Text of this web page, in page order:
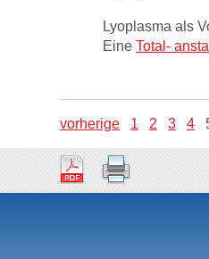
Lyoplasma als
Eine Total-
vorherige 1 2 3 4